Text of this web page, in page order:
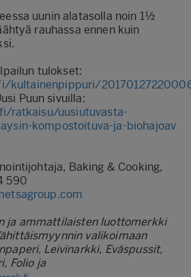
uunin alatasolla noin 1½
rauhassa ennen kuin
tulokset:
kultainenpippuri/
Puun sivuilla:
ratkaisu/uusiutuvasta-
kompostoituva-ja-biohajoav
Baking & Cooking,
590
ja ammattilaisten luottomerkki
valikoimaan
Leivinarkki, Eväspussit,
Folio ja